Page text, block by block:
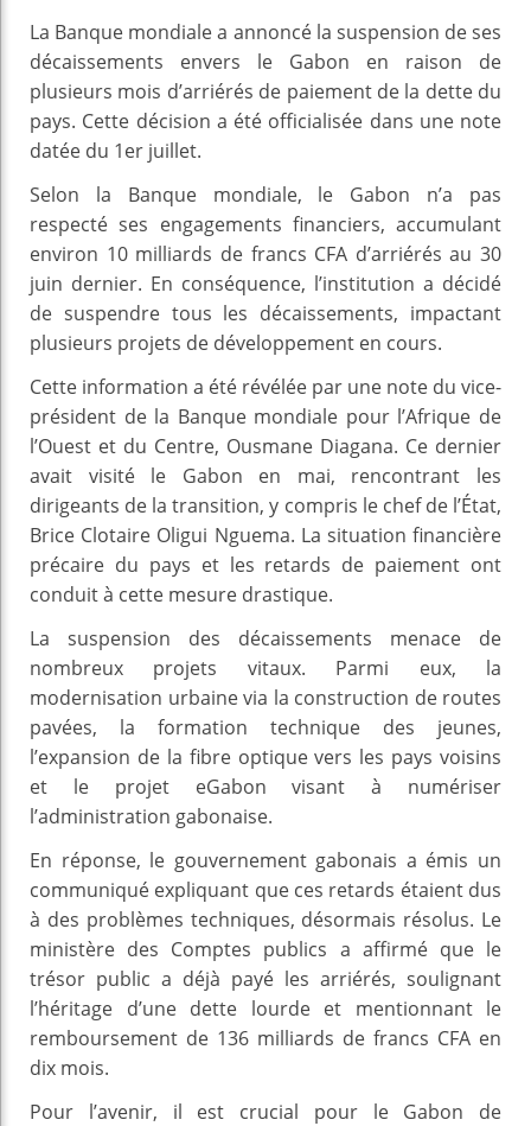
La Banque mondiale a annoncé la suspension de ses
décaissements envers le Gabon en raison de
plusieurs mois d’arriérés de paiement de la dette du
pays. Cette décision a été officialisée dans une note
datée du 1er juillet.
Selon la Banque mondiale, le Gabon n’a pas
respecté ses engagements financiers, accumulant
environ 10 milliards de francs CFA d’arriérés au 30
juin dernier. En conséquence, l’institution a décidé
de suspendre tous les décaissements, impactant
plusieurs projets de développement en cours.
Cette information a été révélée par une note du vice-
président de la Banque mondiale pour l’Afrique de
l’Ouest et du Centre, Ousmane Diagana. Ce dernier
avait visité le Gabon en mai, rencontrant les
dirigeants de la transition, y compris le chef de l’État,
Brice Clotaire Oligui Nguema. La situation financière
précaire du pays et les retards de paiement ont
conduit à cette mesure drastique.
La suspension des décaissements menace de
nombreux projets vitaux. Parmi eux, la
modernisation urbaine via la construction de routes
pavées, la formation technique des jeunes,
l’expansion de la fibre optique vers les pays voisins
et le projet eGabon visant à numériser
l’administration gabonaise.
En réponse, le gouvernement gabonais a émis un
communiqué expliquant que ces retards étaient dus
à des problèmes techniques, désormais résolus. Le
ministère des Comptes publics a affirmé que le
trésor public a déjà payé les arriérés, soulignant
l’héritage d’une dette lourde et mentionnant le
remboursement de 136 milliards de francs CFA en
dix mois.
Pour l’avenir, il est crucial pour le Gabon de